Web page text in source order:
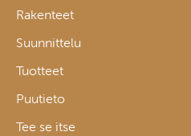
Rakenteet
Suunnittelu
Tuotteet
Puutieto
Tee se itse